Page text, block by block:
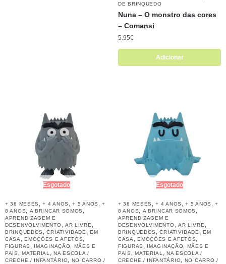
DE BRINQUEDO
Nuna – O monstro das cores
– Comansi
5.95€
Adicionar
Esgotado
+ 36 MESES ,+ 4 ANOS ,+ 5 ANOS ,+
8 ANOS
A BRINCAR SOMOS
APRENDIZAGEM E
DESENVOLVIMENTO
AR LIVRE
BRINQUEDOS ,CRIATIVIDADE ,EM
CASA
,EMOÇÕES E AFETOS
FIGURAS IMAGINAÇÃO
MÃES E
PAIS
,MATERIAL ,NA ESCOLA /
CRECHE / INFANTÁRIO
NO CARRO /
Esgotado
+ 36 MESES ,+ 4 ANOS ,+ 5 ANOS ,+
8 ANOS
A BRINCAR SOMOS
APRENDIZAGEM E
DESENVOLVIMENTO
AR LIVRE
BRINQUEDOS ,CRIATIVIDADE ,EM
CASA
,EMOÇÕES E AFETOS
FIGURAS IMAGINAÇÃO
MÃES E
PAIS
,MATERIAL ,NA ESCOLA /
CRECHE / INFANTÁRIO
NO CARRO /